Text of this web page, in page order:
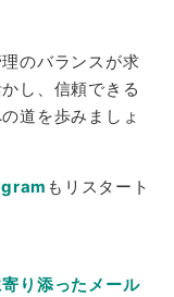
のバランスが求
し、信頼できる
道を歩みましょ
もリスタート
り添ったメール